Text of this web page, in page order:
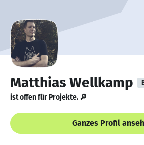
Matthias Wellkamp
ist offen für Projekte. 🔎
Ganzes Profil